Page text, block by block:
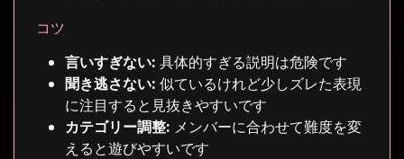
コツ
言いすぎない: 具体的すぎる説明は危険です
聞き逃さない: 似ているけれど少しズレた表現
に注目すると見抜きやすいです
カテゴリー調整: メンバーに合わせて難度を変
えると遊びやすいです